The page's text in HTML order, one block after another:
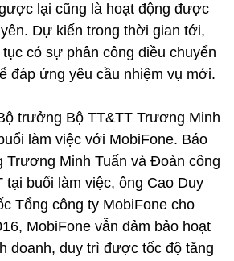
lại cũng là hoạt động được
Dự kiến trong thời gian tới,
có sự phân công điều chuyển
đáp ứng yêu cầu nhiệm vụ mới.
trưởng Bộ TT&TT Trương Minh
làm việc với MobiFone. Báo
Minh Tuấn và Đoàn công
tại buổi làm việc, ông Cao Duy
Tổng công ty MobiFone cho
MobiFone vẫn đảm bảo hoạt
doanh, duy trì được tốc độ tăng